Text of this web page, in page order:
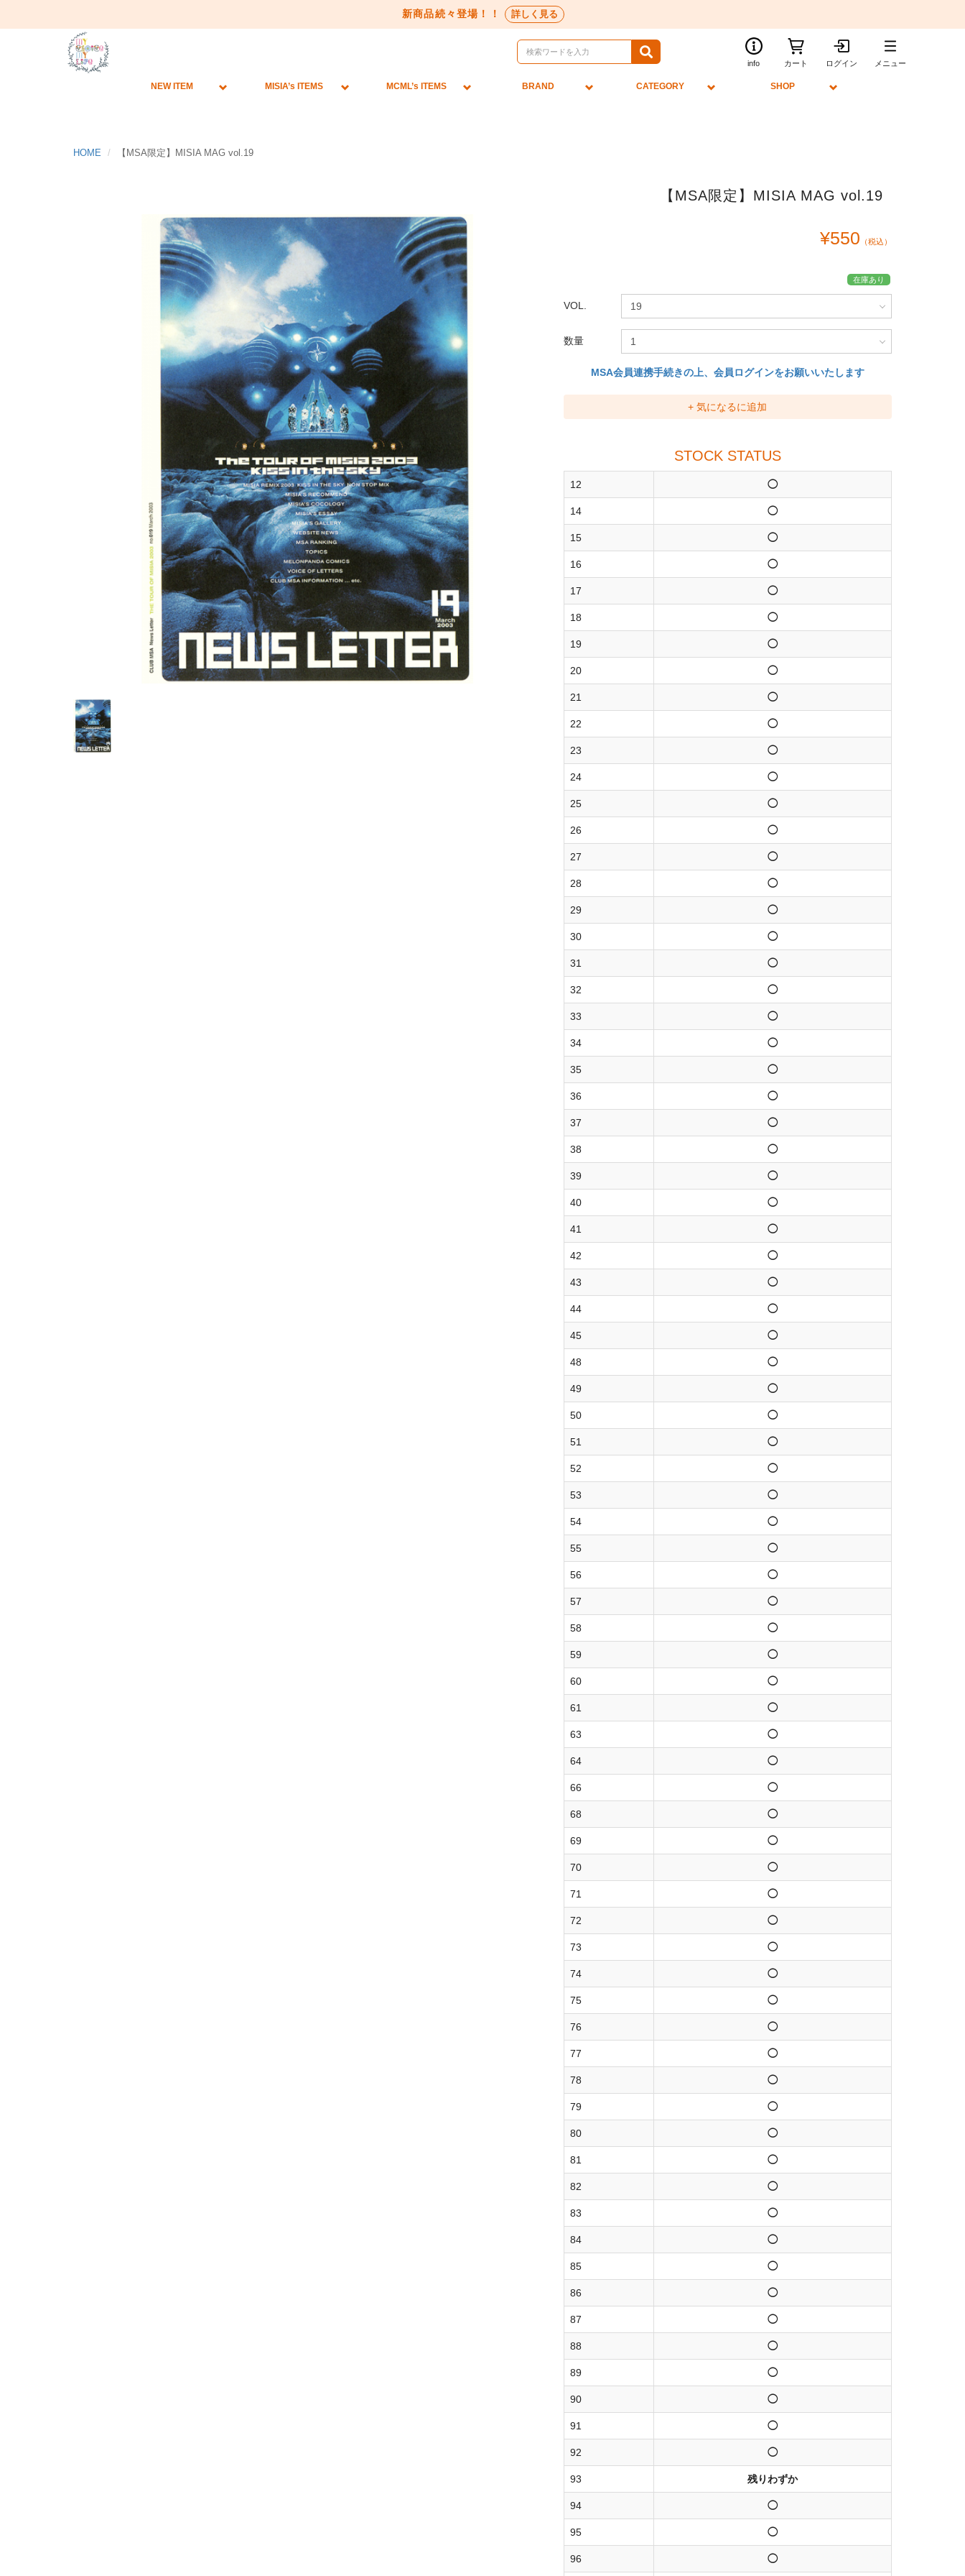
新商品続々登場！！ 詳しく見る
info カート ログイン メニュー
NEW ITEM MISIA’s ITEMS MCML’s ITEMS BRAND CATEGORY SHOP
HOME 【MSA限定】MISIA MAG vol.19
【MSA限定】MISIA MAG vol.19
¥550 （税込）
在庫あり
VOL.
数量
MSA会員連携手続きの上、会員ログインをお願いいたします
+ 気になるに追加
STOCK STATUS
12 ◯
14 ◯
15 ◯
16 ◯
17 ◯
18 ◯
19 ◯
20 ◯
21 ◯
22 ◯
23 ◯
24 ◯
25 ◯
26 ◯
27 ◯
28 ◯
29 ◯
30 ◯
31 ◯
32 ◯
33 ◯
34 ◯
35 ◯
36 ◯
37 ◯
38 ◯
39 ◯
40 ◯
41 ◯
42 ◯
43 ◯
44 ◯
45 ◯
48 ◯
49 ◯
50 ◯
51 ◯
52 ◯
53 ◯
54 ◯
55 ◯
56 ◯
57 ◯
58 ◯
59 ◯
60 ◯
61 ◯
63 ◯
64 ◯
66 ◯
68 ◯
69 ◯
70 ◯
71 ◯
72 ◯
73 ◯
74 ◯
75 ◯
76 ◯
77 ◯
78 ◯
79 ◯
80 ◯
81 ◯
82 ◯
83 ◯
84 ◯
85 ◯
86 ◯
87 ◯
88 ◯
89 ◯
90 ◯
91 ◯
92 ◯
93 残りわずか
94 ◯
95 ◯
96 ◯